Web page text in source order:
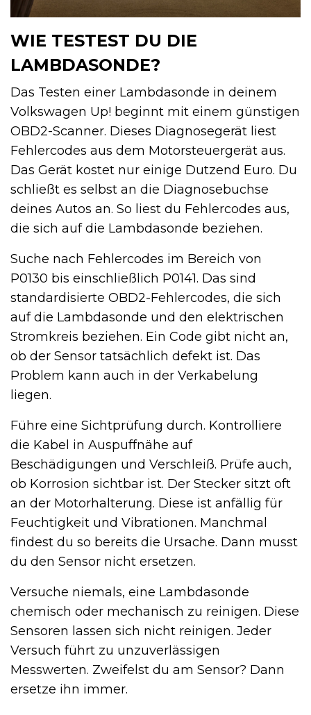
WIE TESTEST DU DIE
LAMBDASONDE?
Das Testen einer Lambdasonde in deinem
Volkswagen Up! beginnt mit einem günstigen
OBD2-Scanner. Dieses Diagnosegerät liest
Fehlercodes aus dem Motorsteuergerät aus.
Das Gerät kostet nur einige Dutzend Euro. Du
schließt es selbst an die Diagnosebuchse
deines Autos an. So liest du Fehlercodes aus,
die sich auf die Lambdasonde beziehen.
Suche nach Fehlercodes im Bereich von
P0130 bis einschließlich P0141. Das sind
standardisierte OBD2-Fehlercodes, die sich
auf die Lambdasonde und den elektrischen
Stromkreis beziehen. Ein Code gibt nicht an,
ob der Sensor tatsächlich defekt ist. Das
Problem kann auch in der Verkabelung
liegen.
Führe eine Sichtprüfung durch. Kontrolliere
die Kabel in Auspuffnähe auf
Beschädigungen und Verschleiß. Prüfe auch,
ob Korrosion sichtbar ist. Der Stecker sitzt oft
an der Motorhalterung. Diese ist anfällig für
Feuchtigkeit und Vibrationen. Manchmal
findest du so bereits die Ursache. Dann musst
du den Sensor nicht ersetzen.
Versuche niemals, eine Lambdasonde
chemisch oder mechanisch zu reinigen. Diese
Sensoren lassen sich nicht reinigen. Jeder
Versuch führt zu unzuverlässigen
Messwerten. Zweifelst du am Sensor? Dann
ersetze ihn immer.